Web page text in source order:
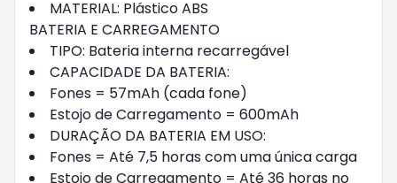
MATERIAL: Plástico ABS
BATERIA E CARREGAMENTO
TIPO: Bateria interna recarregável
CAPACIDADE DA BATERIA:
Fones = 57mAh (cada fone)
Estojo de Carregamento = 600mAh
DURAÇÃO DA BATERIA EM USO:
Fones = Até 7,5 horas com uma única carga
Estojo de Carregamento = Até 36 horas no